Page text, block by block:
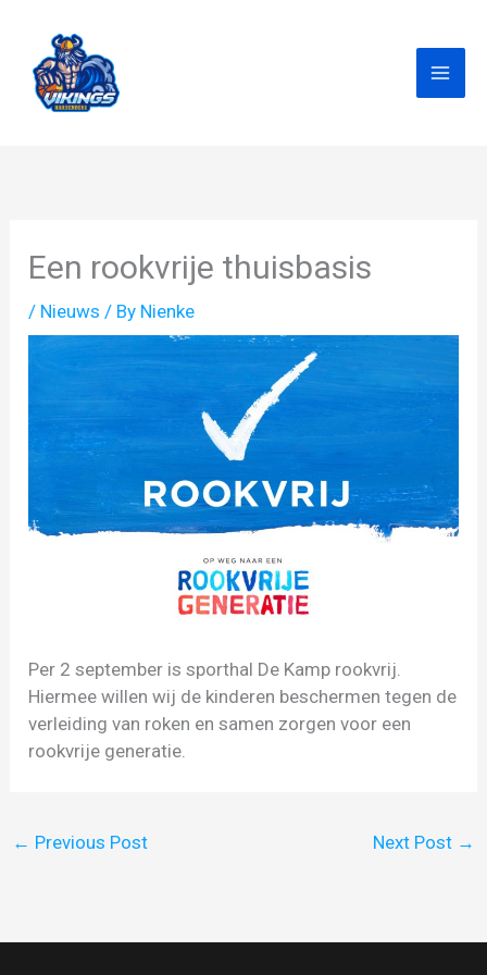
content
Een rookvrije thuisbasis
/ Nieuws / By Nienke
Per 2 september is sporthal De Kamp rookvrij.
Hiermee willen wij de kinderen beschermen tegen de
verleiding van roken en samen zorgen voor een
rookvrije generatie.
← Previous Post Next Post →